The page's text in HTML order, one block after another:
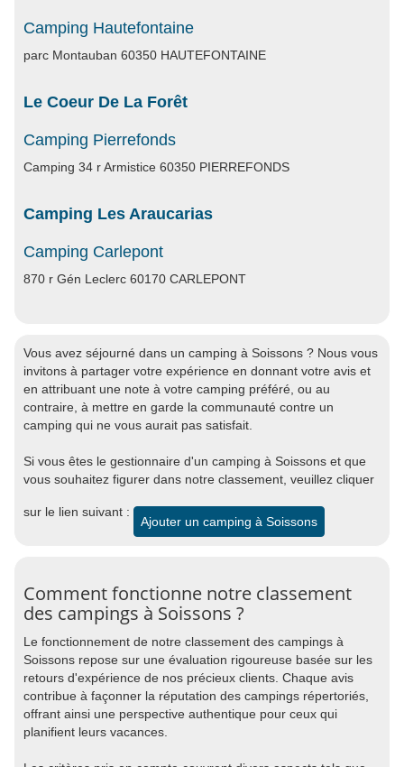
Camping Hautefontaine
parc Montauban 60350 HAUTEFONTAINE
Le Coeur De La Forêt
Camping Pierrefonds
Camping 34 r Armistice 60350 PIERREFONDS
Camping Les Araucarias
Camping Carlepont
870 r Gén Leclerc 60170 CARLEPONT
Vous avez séjourné dans un camping à Soissons ? Nous vous
invitons à partager votre expérience en donnant votre avis et
en attribuant une note à votre camping préféré, ou au
contraire, à mettre en garde la communauté contre un
camping qui ne vous aurait pas satisfait.
Si vous êtes le gestionnaire d'un camping à Soissons et que
vous souhaitez figurer dans notre classement, veuillez cliquer
sur le lien suivant :
Ajouter un camping à Soissons
Comment fonctionne notre classement
des campings à Soissons ?
Le fonctionnement de notre classement des campings à
Soissons repose sur une évaluation rigoureuse basée sur les
retours d'expérience de nos précieux clients. Chaque avis
contribue à façonner la réputation des campings répertoriés,
offrant ainsi une perspective authentique pour ceux qui
planifient leurs vacances.